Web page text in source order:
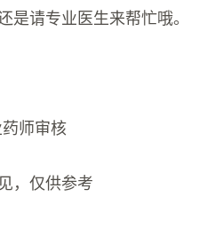
是请专业医生来帮忙哦。
师审核
，仅供参考